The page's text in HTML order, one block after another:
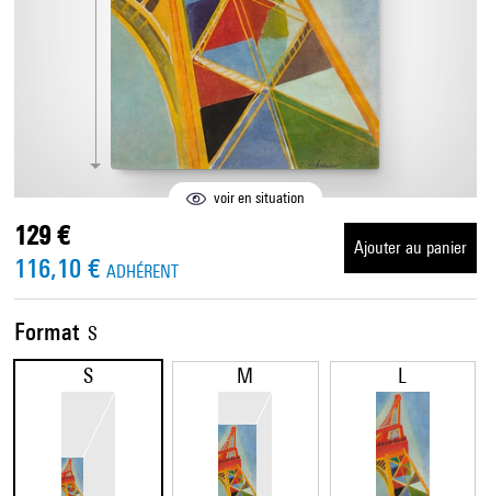
voir en situation
Format S
S M L
129 €
116,10 € ADHÉRENT
Ajouter au panier